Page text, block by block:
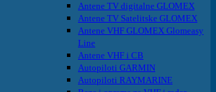
Antene TV digitalne GLOMEX
Antene TV Satelitske GLOMEX
Antene VHF GLOMEX Glomeasy
Line
Antene VHF i CB
Autopiloti GARMIN
Autopiloti RAYMARINE